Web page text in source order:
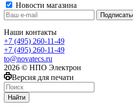
Новости магазина
Наши контакты
+7 (495) 260-11-49
+7 (495) 260-11-49
to@novatecs.ru
2026 © НПО Электрон
Версия для печати
Найти